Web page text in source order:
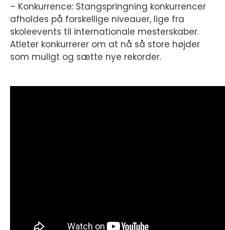
– Konkurrence: Stangspringning konkurrencer
afholdes på forskellige niveauer, lige fra
skoleevents til internationale mesterskaber.
Atleter konkurrerer om at nå så store højder
som muligt og sætte nye rekorder.